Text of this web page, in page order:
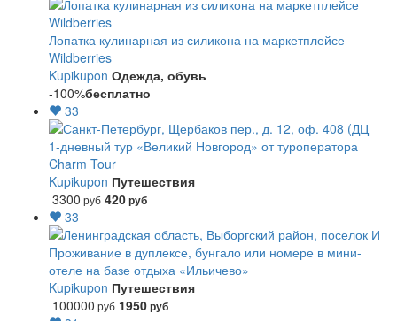
Лопатка кулинарная из силикона на маркетплейсе
Wildberries
Kupikupon Одежда, обувь
-100%бесплатно
33
1-дневный тур «Великий Новгород» от туроператора
Charm Tour
Kupikupon Путешествия
3300 руб 420руб
33
Проживание в дуплексе, бунгало или номере в мини-
отеле на базе отдыха «Ильичево»
Kupikupon Путешествия
100000 руб 1950руб